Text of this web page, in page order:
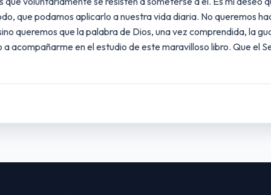
que podamos aplicarlo a nuestra vida diaria. No queremos
queremos que la palabra de Dios, una vez comprendida, la
acompañarme en el estudio de este maravilloso libro. Que el